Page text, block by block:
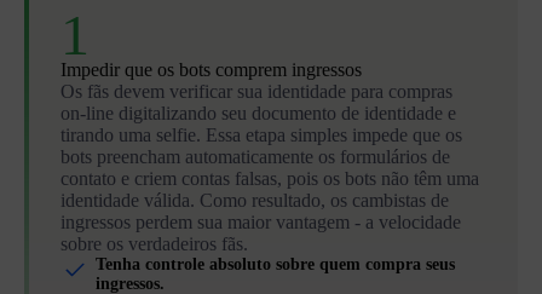
1
Impedir que os bots comprem ingressos
Os fãs devem verificar sua identidade para compras
on-line digitalizando seu documento de identidade e
tirando uma selfie. Essa etapa simples impede que os
bots preencham automaticamente os formulários de
contato e criem contas falsas, pois os bots não têm uma
identidade válida. Como resultado, os cambistas de
ingressos perdem sua maior vantagem - a velocidade
sobre os verdadeiros fãs.
Tenha controle absoluto sobre quem compra seus
ingressos.